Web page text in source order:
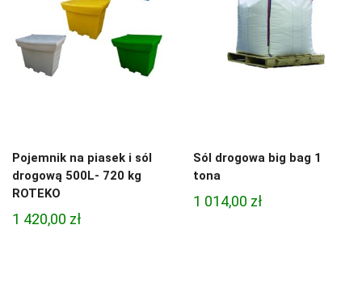
Pojemnik na piasek i sól
drogową 500L- 720 kg
ROTEKO
1 420,00 zł
Sól drogowa big bag 1
tona
1 014,00 zł